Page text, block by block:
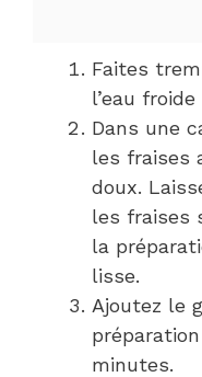
Faites
l’eau
Dans une
les fraises
doux.
les fraises
la
lisse.
Ajoutez le
minutes.